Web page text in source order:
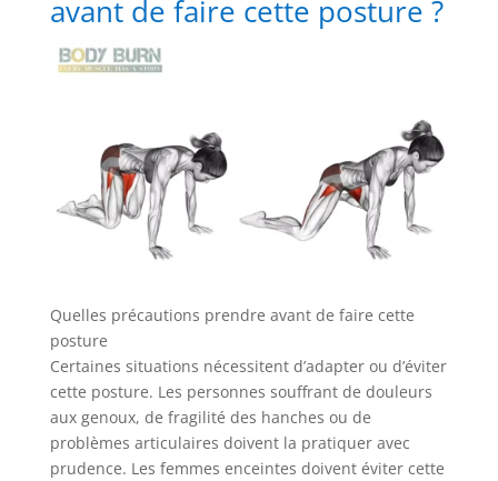
avant de faire cette posture ?
Quelles précautions prendre avant de faire cette
posture
Certaines situations nécessitent d’adapter ou d’éviter
cette posture. Les personnes souffrant de douleurs
aux genoux, de fragilité des hanches ou de
problèmes articulaires doivent la pratiquer avec
prudence. Les femmes enceintes doivent éviter cette